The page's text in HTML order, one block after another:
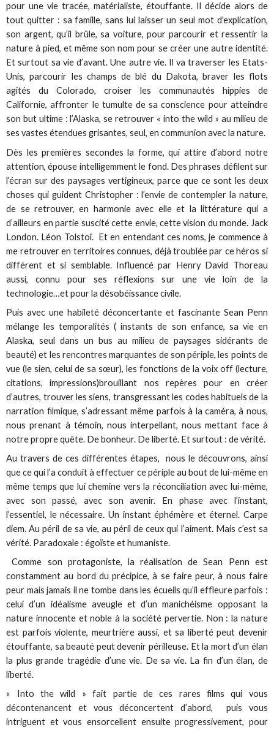
pour une vie tracée, matérialiste, étouffante. Il décide alors de
tout quitter : sa famille, sans lui laisser un seul mot d'explication,
son argent, qu’il brûle, sa voiture, pour parcourir et ressentir la
nature à pied, et même son nom pour se créer une autre identité.
Et surtout sa vie d’avant. Une autre vie. Il va traverser les Etats-
Unis, parcourir les champs de blé du Dakota, braver les flots
agités du Colorado, croiser les communautés hippies de
Californie, affronter le tumulte de sa conscience pour atteindre
son but ultime : l’Alaska, se retrouver « into the wild » au milieu de
ses vastes étendues grisantes, seul, en communion avec la nature.
Dès les premières secondes la forme, qui attire d’abord notre
attention, épouse intelligemment le fond. Des phrases défilent sur
l’écran sur des paysages vertigineux, parce que ce sont les deux
choses qui guident Christopher : l’envie de contempler la nature,
de se retrouver, en harmonie avec elle et la littérature qui a
d’ailleurs en partie suscité cette envie, cette vision du monde. Jack
London. Léon Tolstoï. Et en entendant ces noms, je commence à
me retrouver en territoires connues, déjà troublée par ce héros si
différent et si semblable. Influencé par Henry David Thoreau
aussi, connu pour ses réflexions sur une vie loin de la
technologie…et pour la désobéissance civile.
Puis avec une habileté déconcertante et fascinante Sean Penn
mélange les temporalités ( instants de son enfance, sa vie en
Alaska, seul dans un bus au milieu de paysages sidérants de
beauté) et les rencontres marquantes de son périple, les points de
vue (le sien, celui de sa sœur), les fonctions de la voix off (lecture,
citations, impressions)brouillant nos repères pour en créer
d’autres, trouver les siens, transgressant les codes habituels de la
narration filmique, s’adressant même parfois à la caméra, à nous,
nous prenant à témoin, nous interpellant, nous mettant face à
notre propre quête. De bonheur. De liberté. Et surtout : de vérité.
Au travers de ces différentes étapes, nous le découvrons, ainsi
que ce qui l’a conduit à effectuer ce périple au bout de lui-même en
même temps que lui chemine vers la réconciliation avec lui-même,
avec son passé, avec son avenir. En phase avec l’instant,
l’essentiel, le nécessaire. Un instant éphémère et éternel. Carpe
diem. Au péril de sa vie, au péril de ceux qui l’aiment. Mais c’est sa
vérité. Paradoxale : égoïste et humaniste.
Comme son protagoniste, la réalisation de Sean Penn est
constamment au bord du précipice, à se faire peur, à nous faire
peur mais jamais il ne tombe dans les écueils qu’il effleure parfois :
celui d’un idéalisme aveugle et d’un manichéisme opposant la
nature innocente et noble à la société pervertie. Non : la nature
est parfois violente, meurtrière aussi, et sa liberté peut devenir
étouffante, sa beauté peut devenir périlleuse. Et la mort d’un élan
la plus grande tragédie d’une vie. De sa vie. La fin d’un élan, de
liberté.
« Into the wild » fait partie de ces rares films qui vous
décontenancent et vous déconcertent d’abord, puis vous
intriguent et vous ensorcellent ensuite progressivement, pour